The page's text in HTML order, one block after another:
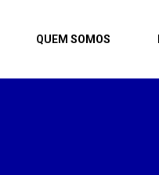
QUEM SOMOS